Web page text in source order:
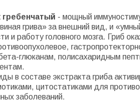
гребенчатый - мощный
грива» за внешний вид, и
и работу головного мозга. Гриб
глюканам, полисахаридным
в составе экстракта гриба
цитостатиками для
заболеваний.